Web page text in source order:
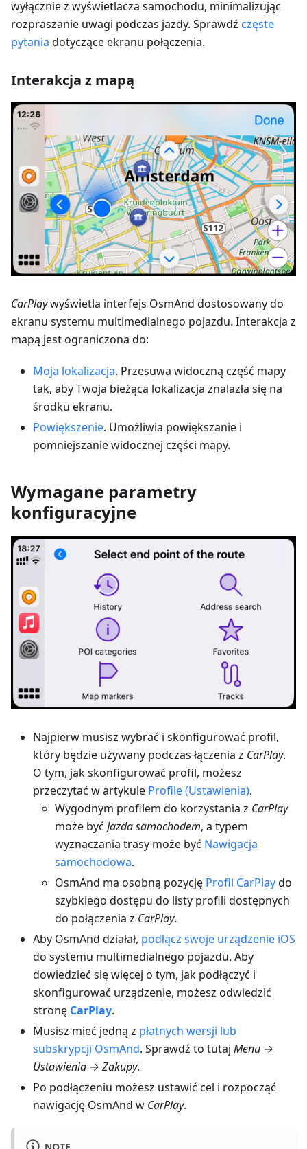
wyłącznie z wyświetlacza samochodu, minimalizując
rozpraszanie uwagi podczas jazdy. Sprawdź częste
pytania dotyczące ekranu połączenia.
Interakcja z mapą
CarPlaywyświetla interfejs OsmAnd dostosowany do
ekranu systemu multimedialnego pojazdu. Interakcja z
mapą jest ograniczona do:
Moja lokalizacja. Przesuwa widoczną część mapy
tak, aby Twoja bieżąca lokalizacja znalazła się na
środku ekranu.
Powiększenie. Umożliwia powiększanie i
pomniejszanie widocznej części mapy.
Wymagane parametry
konfiguracyjne
Najpierw musisz wybrać i skonfigurować profil,
który będzie używany podczas łączenia z CarPlay.
O tym, jak skonfigurować profil, możesz
przeczytać w artykule Profile (Ustawienia).
Wygodnym profilem do korzystania z CarPlay
może być Jazda samochodem, a typem
wyznaczania trasy może być Nawigacja
samochodowa.
OsmAnd ma osobną pozycję Profil CarPlaydo
szybkiego dostępu do listy profili dostępnych
do połączenia z CarPlay.
Aby OsmAnd działał, podłącz swoje urządzenie iOS
do systemu multimedialnego pojazdu. Aby
dowiedzieć się więcej o tym, jak podłączyć i
skonfigurować urządzenie, możesz odwiedzić
stronę CarPlay.
Musisz mieć jedną z płatnych wersji lub
subskrypcji OsmAnd. Sprawdź to tutaj Menu →
Ustawienia → Zakupy.
Po podłączeniu możesz ustawić cel i rozpocząć
nawigację OsmAnd w CarPlay.
NOTE